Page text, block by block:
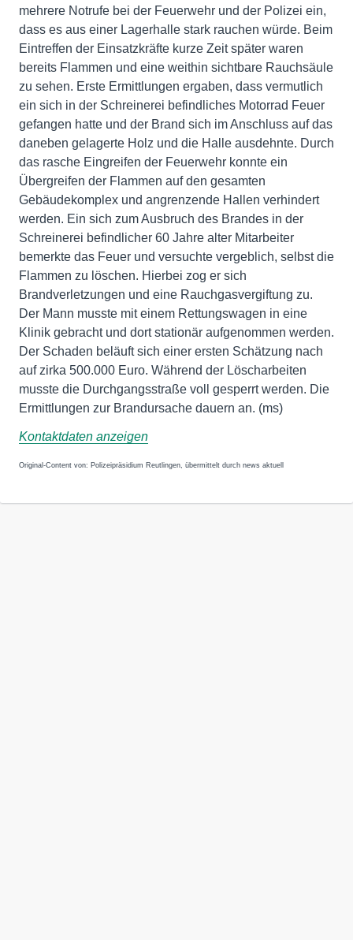
mehrere Notrufe bei der Feuerwehr und der Polizei ein,
dass es aus einer Lagerhalle stark rauchen würde. Beim
Eintreffen der Einsatzkräfte kurze Zeit später waren
bereits Flammen und eine weithin sichtbare Rauchsäule
zu sehen. Erste Ermittlungen ergaben, dass vermutlich
ein sich in der Schreinerei befindliches Motorrad Feuer
gefangen hatte und der Brand sich im Anschluss auf das
daneben gelagerte Holz und die Halle ausdehnte. Durch
das rasche Eingreifen der Feuerwehr konnte ein
Übergreifen der Flammen auf den gesamten
Gebäudekomplex und angrenzende Hallen verhindert
werden. Ein sich zum Ausbruch des Brandes in der
Schreinerei befindlicher 60 Jahre alter Mitarbeiter
bemerkte das Feuer und versuchte vergeblich, selbst die
Flammen zu löschen. Hierbei zog er sich
Brandverletzungen und eine Rauchgasvergiftung zu.
Der Mann musste mit einem Rettungswagen in eine
Klinik gebracht und dort stationär aufgenommen werden.
Der Schaden beläuft sich einer ersten Schätzung nach
auf zirka 500.000 Euro. Während der Löscharbeiten
musste die Durchgangsstraße voll gesperrt werden. Die
Ermittlungen zur Brandursache dauern an. (ms)
Kontaktdaten anzeigen
Original-Content von: Polizeipräsidium Reutlingen, übermittelt durch news aktuell